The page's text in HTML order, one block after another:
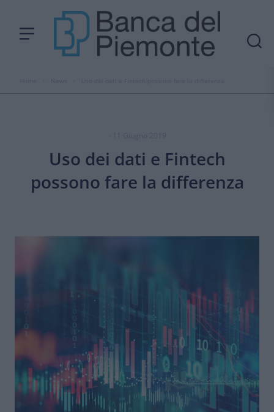
Uso dei dati e Fintech
possono fare la differenza